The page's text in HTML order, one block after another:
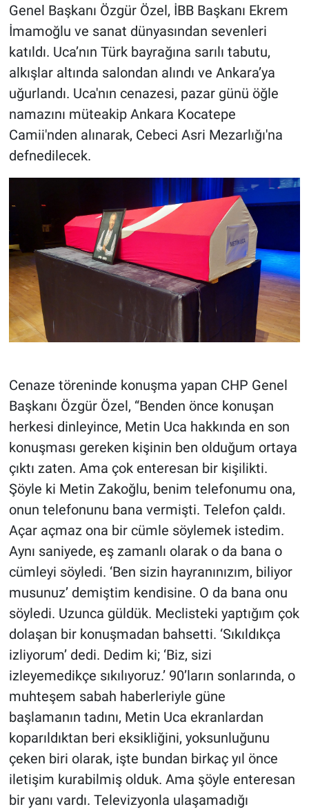
Genel Başkanı Özgür Özel, İBB Başkanı Ekrem
İmamoğlu ve sanat dünyasından sevenleri
katıldı. Uca’nın Türk bayrağına sarılı tabutu,
alkışlar altında salondan alındı ve Ankara’ya
uğurlandı. Uca'nın cenazesi, pazar günü öğle
namazını müteakip Ankara Kocatepe
Camii'nden alınarak, Cebeci Asri Mezarlığı'na
defnedilecek.
Cenaze töreninde konuşma yapan CHP Genel
Başkanı Özgür Özel, “Benden önce konuşan
herkesi dinleyince, Metin Uca hakkında en son
konuşması gereken kişinin ben olduğum ortaya
çıktı zaten. Ama çok enteresan bir kişilikti.
Şöyle ki Metin Zakoğlu, benim telefonumu ona,
onun telefonunu bana vermişti. Telefon çaldı.
Açar açmaz ona bir cümle söylemek istedim.
Aynı saniyede, eş zamanlı olarak o da bana o
cümleyi söyledi. ‘Ben sizin hayranınızım, biliyor
musunuz’ demiştim kendisine. O da bana onu
söyledi. Uzunca güldük. Meclisteki yaptığım çok
dolaşan bir konuşmadan bahsetti. ‘Sıkıldıkça
izliyorum’ dedi. Dedim ki; ‘Biz, sizi
izleyemedikçe sıkılıyoruz.’ 90’ların sonlarında, o
muhteşem sabah haberleriyle güne
başlamanın tadını, Metin Uca ekranlardan
koparıldıktan beri eksikliğini, yoksunluğunu
çeken biri olarak, işte bundan birkaç yıl önce
iletişim kurabilmiş olduk. Ama şöyle enteresan
bir yanı vardı. Televizyonla ulaşamadığı